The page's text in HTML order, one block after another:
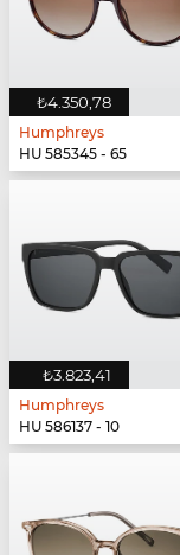
₺4.350,78
Humphreys
HU 585345 - 65
₺3.823,41
Humphreys
HU 586137 - 10